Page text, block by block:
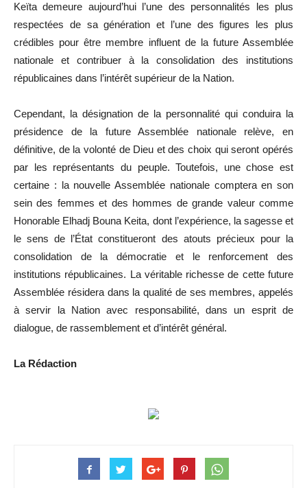
Keïta demeure aujourd’hui l’une des personnalités les plus
respectées de sa génération et l’une des figures les plus
crédibles pour être membre influent de la future Assemblée
nationale et contribuer à la consolidation des institutions
républicaines dans l’intérêt supérieur de la Nation.
Cependant, la désignation de la personnalité qui conduira la
présidence de la future Assemblée nationale relève, en
définitive, de la volonté de Dieu et des choix qui seront opérés
par les représentants du peuple. Toutefois, une chose est
certaine : la nouvelle Assemblée nationale comptera en son
sein des femmes et des hommes de grande valeur comme
Honorable Elhadj Bouna Keita, dont l’expérience, la sagesse et
le sens de l’État constitueront des atouts précieux pour la
consolidation de la démocratie et le renforcement des
institutions républicaines. La véritable richesse de cette future
Assemblée résidera dans la qualité de ses membres, appelés
à servir la Nation avec responsabilité, dans un esprit de
dialogue, de rassemblement et d’intérêt général.
La Rédaction